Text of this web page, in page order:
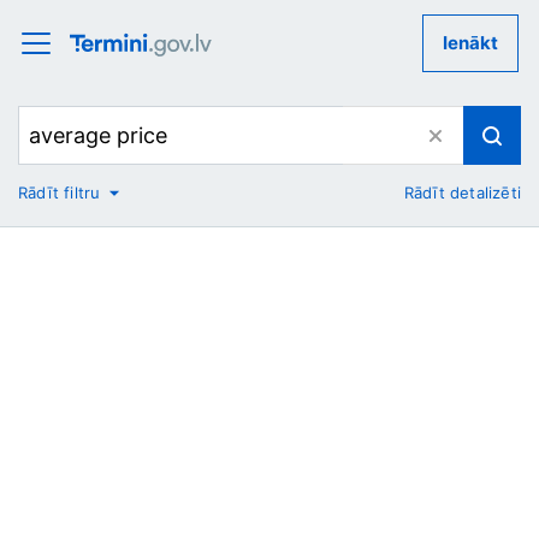
Ienākt
No
Rādīt filtru Rādīt detalizēti